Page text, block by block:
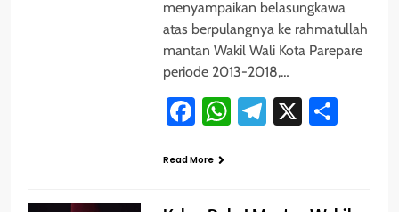
menyampaikan belasungkawa
atas berpulangnya ke rahmatullah
mantan Wakil Wali Kota Parepare
periode 2013-2018,…
Facebook
WhatsApp
Telegram
X
Read More